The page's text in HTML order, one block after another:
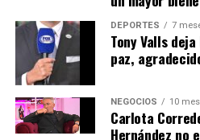
fomentar la innovación”,
Con la creciente presión
internacional, América Latina
correcto para convertirse en
el cambio climático. Sin
y las acciones tomadas en los
DEPORTES 7
Tony Valls
paz,
NEGOCIOS 10
Carlota
Hernández no